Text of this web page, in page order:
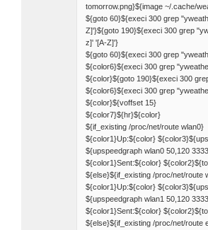
tomorrow.png}${image ~/.cache/
${goto 60}${execi 300 grep
Z]'}${goto 190}${execi 300 grep
z]' '[A-Z]'}
${goto 60}${execi 300 grep
${color6}${execi 300 grep
${color}${goto 190}${execi 300
${color6}${execi 300 grep
${color}${voffset 15}
${color7}${hr}${color}
${if_existing /proc/net/route wlan0}
${color1}Up:${color}
${upspeedgraph wlan0 50,120
${color1}Sent:${color}
${else}${if_existing /proc/net/route
${color1}Up:${color}
${upspeedgraph wlan1 50,120
${color1}Sent:${color}
${else}${if_existing /proc/net/route